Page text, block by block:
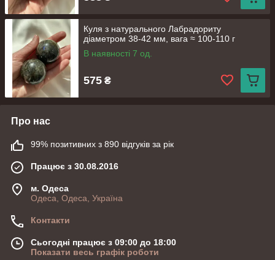
Куля з натурального Лабрадориту
діаметром 38-42 мм, вага ≈ 100-110 г
В наявності 7 од.
575 ₴
Про нас
99% позитивних з 890 відгуків за рік
Працює з 30.08.2016
м. Одеса
Одеса, Одеса, Україна
Контакти
Сьогодні працює з 09:00 до 18:00
Показати весь графік роботи